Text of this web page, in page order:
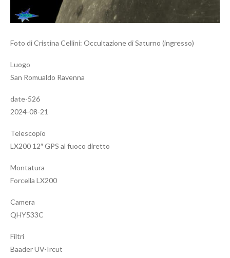
Foto di Cristina Cellini: Occultazione di Saturno (ingresso)
Luogo
San Romualdo Ravenna
date-526
2024-08-21
Telescopio
LX200 12″ GPS al fuoco diretto
Montatura
Forcella LX200
Camera
QHY533C
Filtri
Baader UV-Ircut